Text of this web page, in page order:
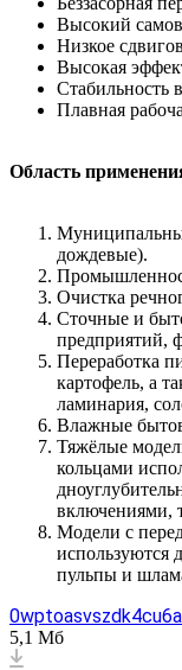
Высокий
Низкое
Высокая
Стабильность
Плавная
Область
дождевые).
Очистка
Сточные и
предприятий,
Переработка
картофель, а
ламинария,
Влажные
Тяжёлые
кольцами
включениями,
Модели с
используются
пульпы и
5,1 Мб